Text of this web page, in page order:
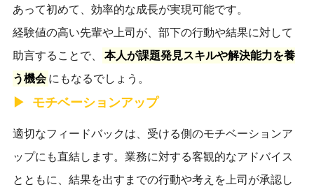
あって初めて、効率的な成長が実現可能です。
経験値の高い先輩や上司が、部下の行動や結果に対して
助言することで、
本人が課題発見スキルや解決能力を養
う機会 にもなるでしょう。
モチベーションアップ
適切なフィードバックは、受ける側のモチベーションア
ップにも直結します。業務に対する客観的なアドバイス
とともに、結果を出すまでの行動や考えを上司が承認し